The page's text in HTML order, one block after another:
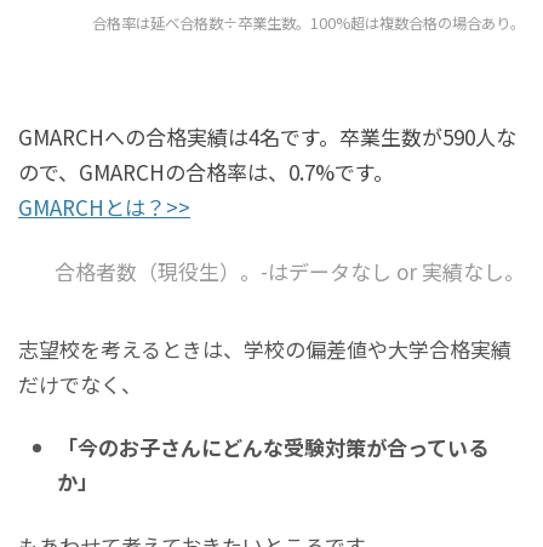
合格率は延べ合格数÷卒業生数。100%超は複数合格の場合あり。
GMARCHへの合格実績は4名です。卒業生数が590人な
ので、GMARCHの合格率は、0.7%です。
GMARCHとは？>>
合格者数（現役生）。-はデータなし or 実績なし。
志望校を考えるときは、学校の偏差値や大学合格実績
だけでなく、
「今のお子さんにどんな受験対策が合っている
か」